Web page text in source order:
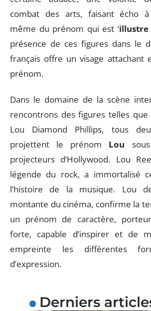
combat des arts, faisant écho
même du prénom qui est ‘illustre
présence de ces figures dans le
français offre un visage attachant
prénom.
Dans le domaine de la scène
rencontrons des figures telles
Lou Diamond Phillips, tous
projettent le prénom Lou
projecteurs d’Hollywood. Lou
légende du rock, a immortalisé
l’histoire de la musique. Lou
montante du cinéma, confirme la
un prénom de caractère,
forte, capable d’inspirer et de
empreinte les différentes
d’expression.
Derniers